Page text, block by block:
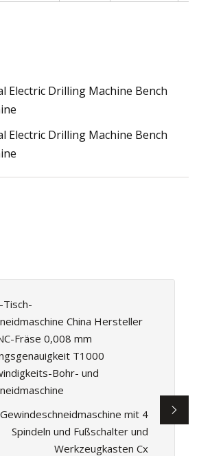
Tisch-
China Hersteller
Fräse 0,008 mm
T1000
Bohr- und
mit 4
Spindeln und Fußschalter und
Werkzeugkasten Cx